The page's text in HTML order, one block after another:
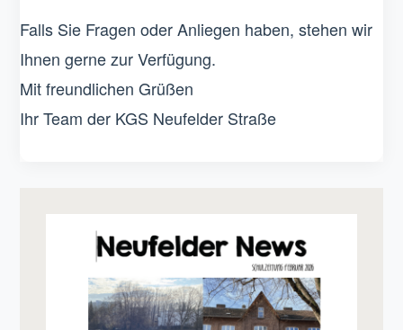
Falls Sie Fragen oder Anliegen haben, stehen wir
Ihnen gerne zur Verfügung.
Mit freundlichen Grüßen
Ihr Team der KGS Neufelder Straße